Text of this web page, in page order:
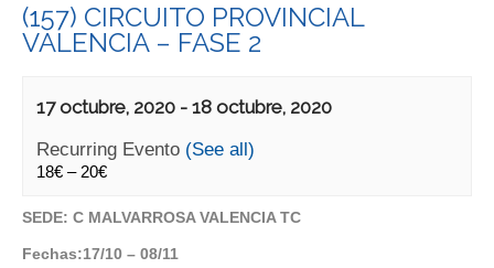
(157) CIRCUITO PROVINCIAL
VALENCIA – FASE 2
17 octubre, 2020 - 18 octubre, 2020
Recurring Evento (See all)
18€ – 20€
SEDE: C MALVARROSA VALENCIA TC
Fechas:17/10 – 08/11